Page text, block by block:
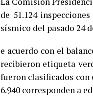
de 51.124
sísmico del pasado 24
e acuerdo con el
recibieron etiqueta
fueron clasificados
6.940 corresponden a